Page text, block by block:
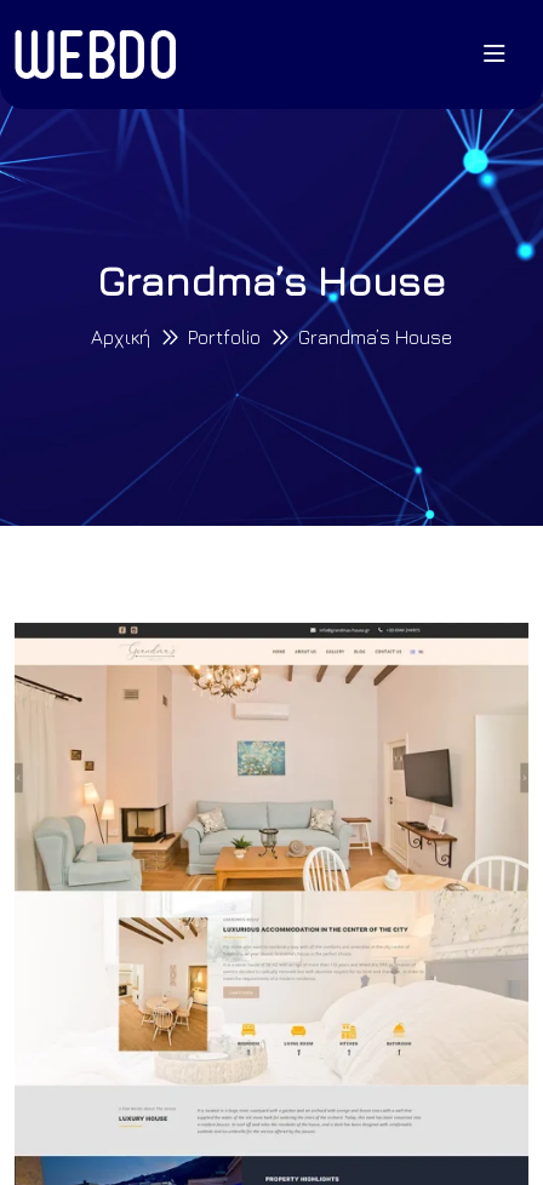
Grandma’s House
Αρχική Portfolio Grandma’s House